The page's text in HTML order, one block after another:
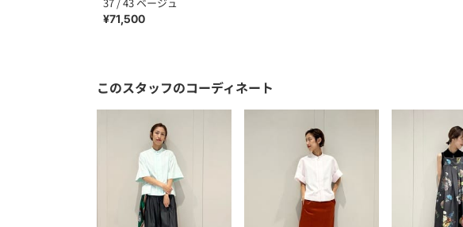
¥71,500
このスタッフのコーディネート